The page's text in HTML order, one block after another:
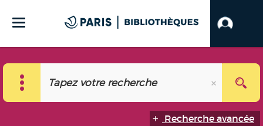
Recherche avancée